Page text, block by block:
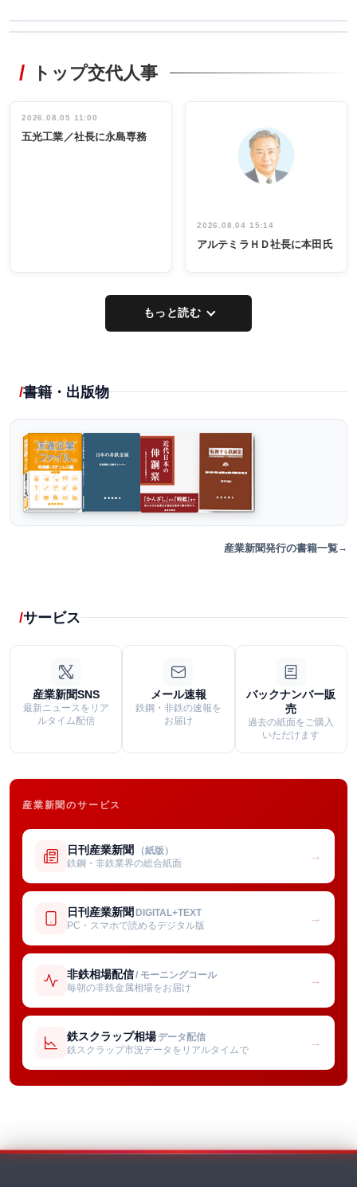
非鉄業界で
インタビュ
ー／社内ア
タックトレー
祝う 業界関
係者ら220人
出席
トップ交代人事
2026.08.05 11:00
五光工業／社長に永島専務
2026.08.04 15:14
アルテミラＨＤ社長に本田氏
もっと読む
書籍・出版物
産業新聞発行の書籍一覧
サービス
産業新聞SNS
最新ニュースをリア
ルタイム配信
メール速報
鉄鋼・非鉄の速報を
お届け
バックナンバー販
売
過去の紙面をご購入
いただけます
産業新聞のサービス
日刊産業新聞 （紙版）
鉄鋼・非鉄業界の総合紙面
→
日刊産業新聞 DIGITAL+TEXT
PC・スマホで読めるデジタル版
→
非鉄相場配信/ モーニングコール
毎朝の非鉄金属相場をお届け
→
鉄スクラップ相場 データ配信
鉄スクラップ市況データをリアルタイムで
→